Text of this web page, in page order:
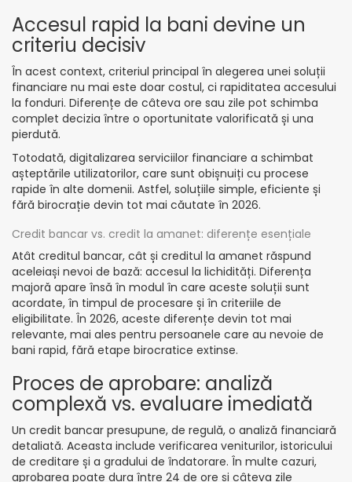
Accesul rapid la bani devine un
criteriu decisiv
În acest context, criteriul principal în alegerea unei soluții
financiare nu mai este doar costul, ci rapiditatea accesului
la fonduri. Diferențe de câteva ore sau zile pot schimba
complet decizia între o oportunitate valorificată și una
pierdută.
Totodată, digitalizarea serviciilor financiare a schimbat
așteptările utilizatorilor, care sunt obișnuiți cu procese
rapide în alte domenii. Astfel, soluțiile simple, eficiente și
fără birocrație devin tot mai căutate în 2026.
Credit bancar vs. credit la amanet: diferențe esențiale
Atât creditul bancar, cât și creditul la amanet răspund
aceleiași nevoi de bază: accesul la lichidități. Diferența
majoră apare însă în modul în care aceste soluții sunt
acordate, în timpul de procesare și în criteriile de
eligibilitate. În 2026, aceste diferențe devin tot mai
relevante, mai ales pentru persoanele care au nevoie de
bani rapid, fără etape birocratice extinse.
Proces de aprobare: analiză
complexă vs. evaluare imediată
Un credit bancar presupune, de regulă, o analiză financiară
detaliată. Aceasta include verificarea veniturilor, istoricului
de creditare și a gradului de îndatorare. În multe cazuri,
aprobarea poate dura între 24 de ore și câteva zile